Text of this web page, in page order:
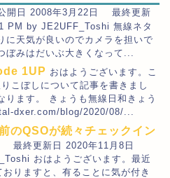
開日 2008年3月22日 最終更新
PM by JE2UFF_Toshi 無線ネタ
に天気が良いのでカメラを担いで
ぼみはだいぶ大きくなって...
1UP おはようございます。こ
こぼしについて記事を書きまし
ります。 きょうも無線日和きょう
dxer.com/blog/2020/08/...
のQSOが続々チェックイン
最終更新日 2020年11月8日
おはようございます。最近
りますと、有ることに気が付き